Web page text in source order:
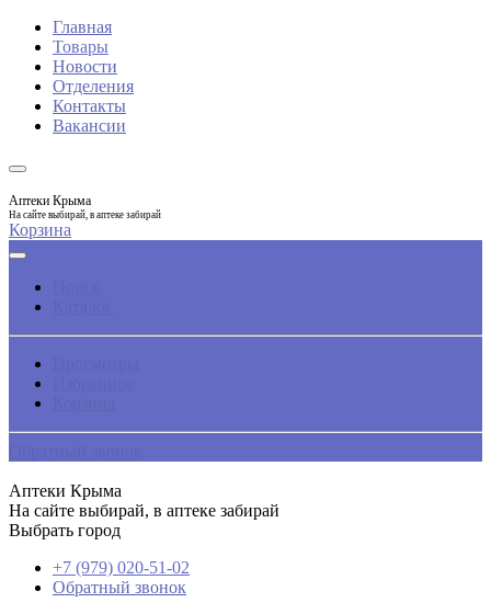
Главная
Товары
Новости
Отделения
Контакты
Вакансии
Аптеки Крыма
На сайте выбирай, в аптеке забирай
Корзина
Аптеки Крыма
На сайте выбирай, в аптеке забирай
Выбрать город
+7 (979) 020-51-02
Обратный звонок